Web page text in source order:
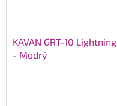
KAVAN GRT-10
- Modrý